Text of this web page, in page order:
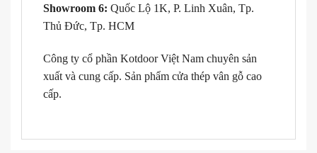
Showroom 6: Quốc Lộ 1K, P. Linh Xuân, Tp.
Thủ Đức, Tp. HCM
Công ty cổ phần Kotdoor Việt Nam chuyên sản
xuất và cung cấp. Sản phẩm cửa thép vân gỗ cao
cấp.